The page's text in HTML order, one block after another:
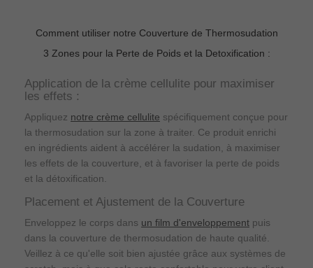
Comment utiliser notre Couverture de Thermosudation
3 Zones pour la Perte de Poids et la Detoxification :
Application de la crème cellulite pour maximiser
les effets :
Appliquez notre crème cellulite spécifiquement conçue pour
la thermosudation sur la zone à traiter. Ce produit enrichi
en ingrédients aident à accélérer la sudation, à maximiser
les effets de la couverture, et à favoriser la perte de poids
et la détoxification.
Placement et Ajustement de la Couverture
Enveloppez le corps dans un film d'enveloppement puis
dans la couverture de thermosudation de haute qualité.
Veillez à ce qu'elle soit bien ajustée grâce aux systèmes de